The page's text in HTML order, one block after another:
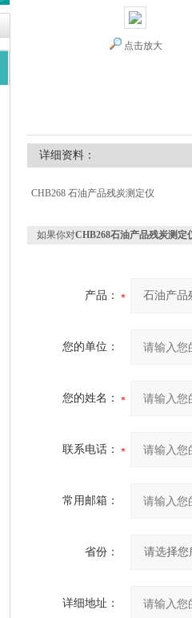
点击放大
详细资料：
CHB268 石油产品残炭测定仪
如果你对CHB268石油产品残炭测定
产品：
您的单位：
您的姓名：
联系电话：
常用邮箱：
省份：
详细地址：